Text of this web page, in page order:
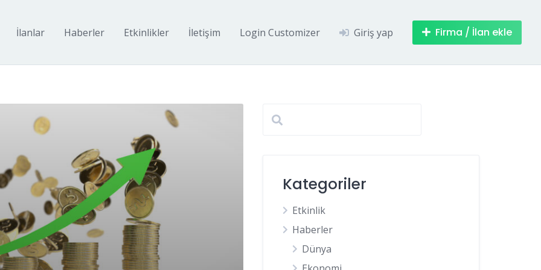
İlanlar Haberler Etkinlikler İletişim Login Customizer Giriş yap Firma / İlan ekle
Kategoriler
Etkinlik
Haberler
Dünya